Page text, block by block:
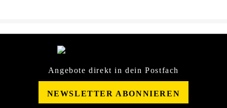
Angebote direkt in dein Postfach
NEWSLETTER ABONNIEREN